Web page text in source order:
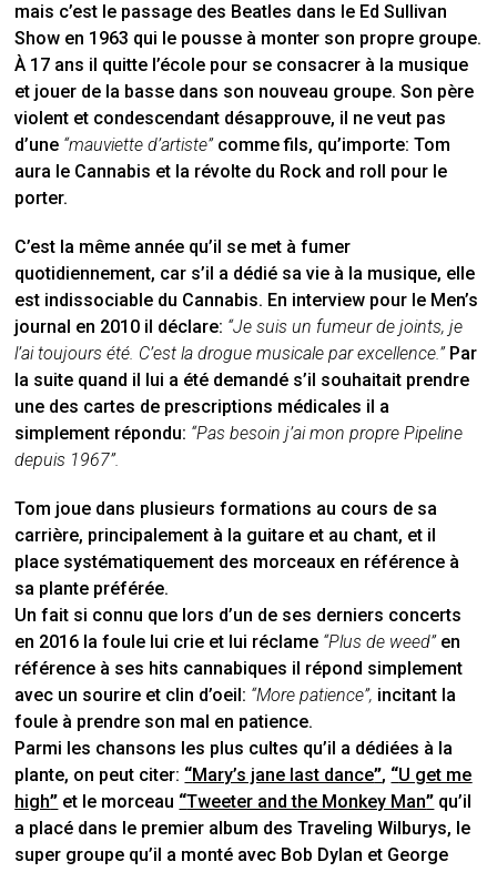
mais c’est le passage des Beatles dans le Ed Sullivan
Show en 1963 qui le pousse à monter son propre groupe.
À 17 ans il quitte l’école pour se consacrer à la musique
et jouer de la basse dans son nouveau groupe. Son père
violent et condescendant désapprouve, il ne veut pas
d’une “mauviette d’artiste”comme fils, qu’importe: Tom
aura le Cannabis et la révolte du Rock and roll pour le
porter.
C’est la même année qu’il se met à fumer
quotidiennement, car s’il a dédié sa vie à la musique, elle
est indissociable du Cannabis. En interview pour le Men’s
journal en 2010 il déclare: “Je suis un fumeur de joints, je
l’ai toujours été. C’est la drogue musicale par excellence.”Par
la suite quand il lui a été demandé s’il souhaitait prendre
une des cartes de prescriptions médicales il a
simplement répondu: “Pas besoin j’ai mon propre Pipeline
depuis 1967”.
Tom joue dans plusieurs formations au cours de sa
carrière, principalement à la guitare et au chant, et il
place systématiquement des morceaux en référence à
sa plante préférée.
Un fait si connu que lors d’un de ses derniers concerts
en 2016 la foule lui crie et lui réclame “Plus de weed”en
référence à ses hits cannabiques il répond simplement
avec un sourire et clin d’oeil: “More patience”, incitant la
foule à prendre son mal en patience.
Parmi les chansons les plus cultes qu’il a dédiées à la
plante, on peut citer: “Mary’s jane last dance”, “U get me
high” et le morceau “Tweeter and the Monkey Man” qu’il
a placé dans le premier album des Traveling Wilburys, le
super groupe qu’il a monté avec Bob Dylan et George